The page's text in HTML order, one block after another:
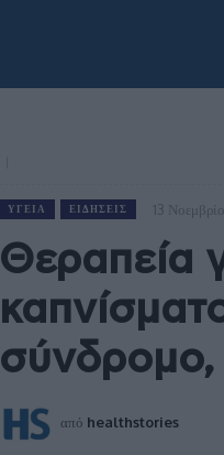
ΥΓΕΊΑ ΕΙΔΉΣΕΙΣ 13
Θεραπεία
σύνδρομο,
από healthstories